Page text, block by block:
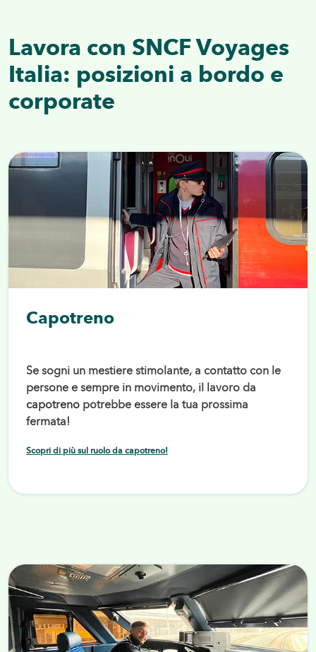
Lavora con SNCF Voyages
Italia: posizioni a bordo e
corporate
Capotreno
Se sogni un mestiere stimolante, a contatto con le
persone e sempre in movimento, il lavoro da
capotreno potrebbe essere la tua prossima
fermata!
Scopri di più sul ruolo da capotreno!